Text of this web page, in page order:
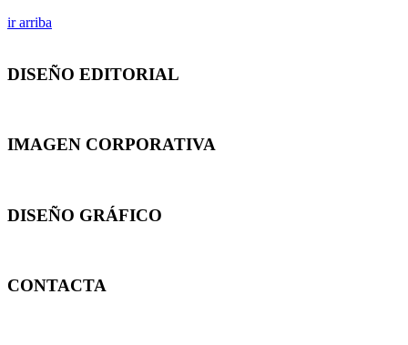
ir arriba
DISEÑO EDITORIAL
IMAGEN CORPORATIVA
DISEÑO GRÁFICO
CONTACTA